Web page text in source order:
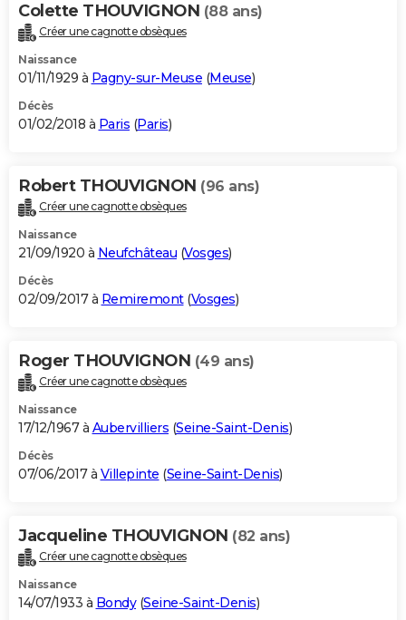
Colette THOUVIGNON (88 ans)
Créer une cagnotte obsèques
Naissance
01/11/1929 à Pagny-sur-Meuse (Meuse)
Décès
01/02/2018 à Paris (Paris)
Robert THOUVIGNON (96 ans)
Créer une cagnotte obsèques
Naissance
21/09/1920 à Neufchâteau (Vosges)
Décès
02/09/2017 à Remiremont(Vosges)
Roger THOUVIGNON (49 ans)
Créer une cagnotte obsèques
Naissance
17/12/1967 à Aubervilliers (Seine-Saint-Denis)
Décès
07/06/2017 à Villepinte (Seine-Saint-Denis)
Jacqueline THOUVIGNON (82 ans)
Créer une cagnotte obsèques
Naissance
14/07/1933 à Bondy(Seine-Saint-Denis)